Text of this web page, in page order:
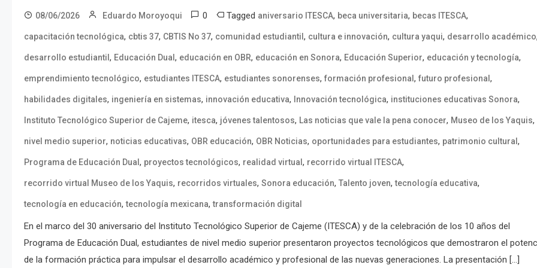
08/06/2026 Eduardo Moroyoqui 0 Tagged aniversario ITESCA, beca universitaria, becas ITESCA,
capacitación tecnológica, cbtis 37, CBTIS No 37, comunidad estudiantil , cultura e innovación, cultura yaqui, desarrollo académico,
desarrollo estudiantil , Educación Dual , educación en OBR, educación en Sonora, Educación Superior, educación y tecnología,
emprendimiento tecnológico, estudiantes ITESCA, estudiantes sonorenses, formación profesional , futuro profesional ,
habilidades digitales, ingeniería en sistemas, innovación educativa, Innovación tecnológica, instituciones educativas Sonora,
Instituto Tecnológico Superior de Cajeme, itesca, jóvenes talentosos, Las noticias que vale la pena conocer, Museo de los Yaquis,
nivel medio superior, noticias educativas, OBR educación, OBR Noticias, oportunidades para estudiantes, patrimonio cultural ,
Programa de Educación Dual , proyectos tecnológicos, realidad virtual , recorrido virtual ITESCA,
recorrido virtual Museo de los Yaquis, recorridos virtuales, Sonora educación, Talento joven,tecnología educativa,
tecnología en educación,tecnología mexicana,transformación digital
En el marco del 30 aniversario del Instituto Tecnológico Superior de Cajeme (ITESCA) y de la celebración de los 10 años del
Programa de Educación Dual, estudiantes de nivel medio superior presentaron proyectos tecnológicos que demostraron el
de la formación práctica para impulsar el desarrollo académico y profesional de las nuevas generaciones. La presentación […]